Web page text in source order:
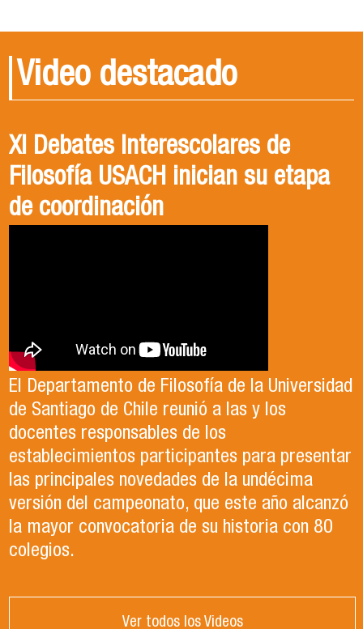
Video destacado
XI Debates Interescolares de
Filosofía USACH inician su etapa
de coordinación
El Departamento de Filosofía de la Universidad
de Santiago de Chile reunió a las y los
docentes responsables de los
establecimientos participantes para presentar
las principales novedades de la undécima
versión del campeonato, que este año alcanzó
la mayor convocatoria de su historia con 80
colegios.
Ver todos los Videos